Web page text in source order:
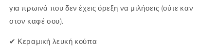
για πρωινά που δεν έχεις όρεξη να μιλήσεις (ούτε καν
στον καφέ σου).
✔ Κεραμική λευκή κούπα